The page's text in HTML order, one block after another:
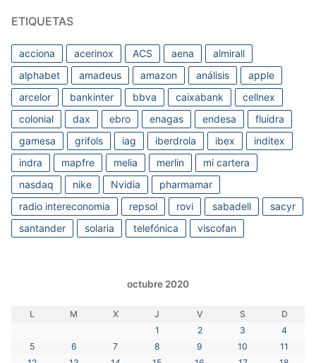
ETIQUETAS
acciona acerinox ACS aena
almirall
alphabet
amadeus amazon análisis
apple
arcelor
bankinter bbva caixabank
cellnex
colonial
dax ebro enagas endesa
fluidra
gamesa
grifols iag iberdrola ibex
inditex
indra
mapfre melia merlin
mi cartera
nasdaq
nike Nvidia
pharmamar
radio intereconomia
repsol rovi sabadell
sacyr
santander
solaria telefónica viscofan
octubre 2020
L M X J V S
D
1
2 3
4
5
6 7 8 9 10
11